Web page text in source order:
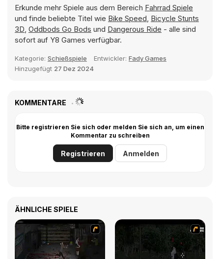
Erkunde mehr Spiele aus dem Bereich Fahrrad Spiele
und finde beliebte Titel wie Bike Speed, Bicycle Stunts
3D, Oddbods Go Bods und Dangerous Ride - alle sind
sofort auf Y8 Games verfügbar.
Kategorie: Schießspiele Entwickler: Fady Games
Hinzugefügt 27 Dez 2024
KOMMENTARE
Bitte registrieren Sie sich oder melden Sie sich an, um einen
Kommentar zu schreiben
Registrieren Anmelden
ÄHNLICHE SPIELE